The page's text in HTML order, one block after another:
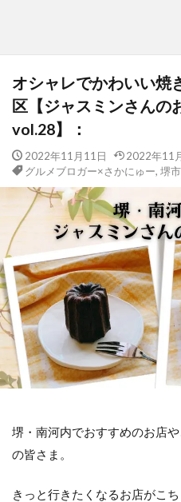
オシャレでかわいい焼
区【ジャスミンさんの
vol.28】：
2022年11月11日 2022年11
グルメブロガー×さかにゅー, 堺
堺・南河内でおすすめのお店
の皆さま。
きっと行きたくなるお店がこ